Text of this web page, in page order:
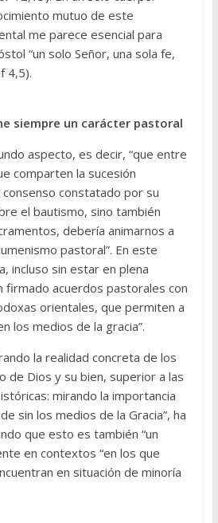
mutuo de este
me parece esencial para
“un solo Señor, una sola fe,
4,5).
siempre un carácter pastoral
aspecto, es decir, “que entre
comparten la sucesión
constatado por su
el bautismo, sino también
debería animarnos a
pastoral”. En este
incluso sin estar en plena
firmado acuerdos pastorales con
orientales, que permiten a
los medios de la gracia”.
la realidad concreta de los
de Dios y su bien, superior a las
mirando la importancia
sin los medios de la Gracia”, ha
que esto es también “un
en contextos “en los que
en situación de minoría